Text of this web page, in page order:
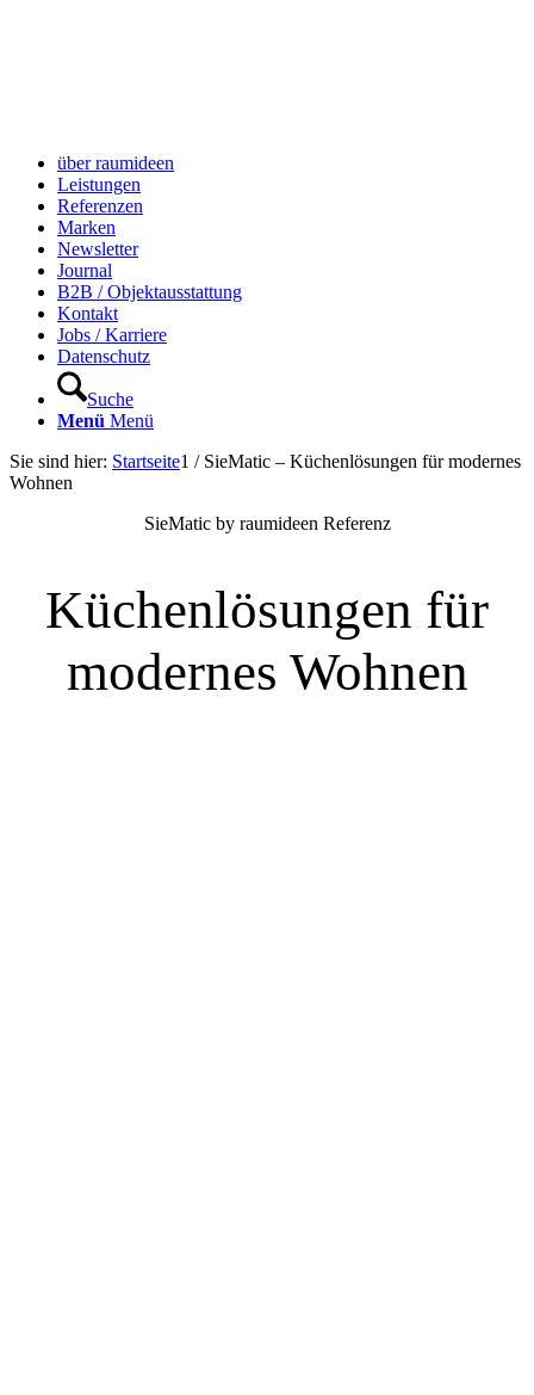
über raumideen
Leistungen
Referenzen
Marken
Newsletter
Journal
B2B / Objektausstattung
Kontakt
Jobs / Karriere
Datenschutz
Suche
Menü Menü
Sie sind hier: Startseite1 / SieMatic – Küchenlösungen für modernes
Wohnen
SieMatic by raumideen Referenz
Küchenlösungen für
modernes Wohnen